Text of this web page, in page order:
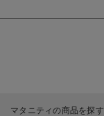
マタニティの商品を探す